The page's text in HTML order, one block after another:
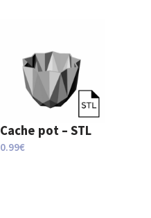
Cache pot – STL
0.99€